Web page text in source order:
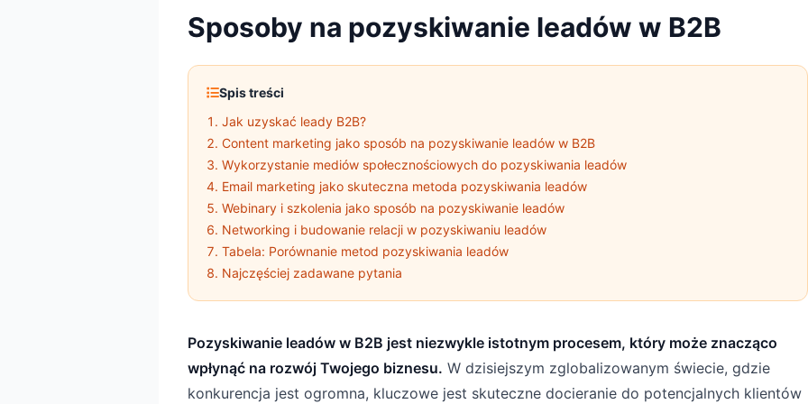
Sposoby na pozyskiwanie leadów w B2B
Spis treści
Jak uzyskać leady B2B?
Content marketing jako sposób na pozyskiwanie leadów w B2B
Wykorzystanie mediów społecznościowych do pozyskiwania leadów
Email marketing jako skuteczna metoda pozyskiwania leadów
Webinary i szkolenia jako sposób na pozyskiwanie leadów
Networking i budowanie relacji w pozyskiwaniu leadów
Tabela: Porównanie metod pozyskiwania leadów
Najczęściej zadawane pytania
Pozyskiwanie leadów w B2B jest niezwykle istotnym procesem, który może znacząco
wpłynąć na rozwój Twojego biznesu. W dzisiejszym zglobalizowanym świecie, gdzie
konkurencja jest ogromna, kluczowe jest skuteczne docieranie do potencjalnych klientów